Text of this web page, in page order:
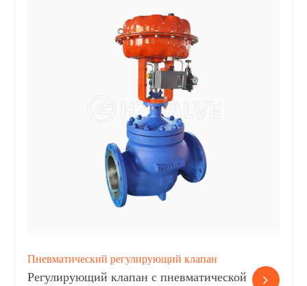
Пневматический регулирующий клапан
Регулирующий клапан с пневматической